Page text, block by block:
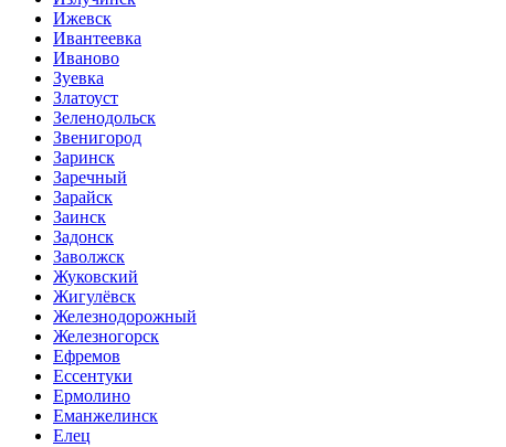
Ижевск
Ивантеевка
Иваново
Зуевка
Златоуст
Зеленодольск
Звенигород
Заринск
Заречный
Зарайск
Заинск
Задонск
Заволжск
Жуковский
Жигулёвск
Железнодорожный
Железногорск
Ефремов
Ессентуки
Ермолино
Еманжелинск
Елец